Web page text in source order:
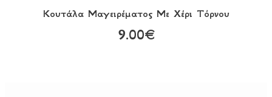
Κουτάλα Mαγειρέματος Με Χέρι Τόρνου
9.00€